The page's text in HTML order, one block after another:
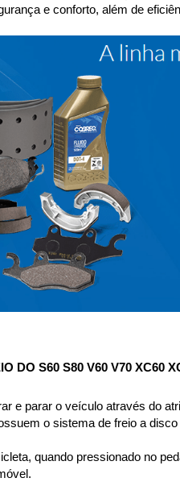
e conforto, além de
DO S60 S80 V60 V70 XC60
e parar o veículo através do
o sistema de freio a
quando pressionado no